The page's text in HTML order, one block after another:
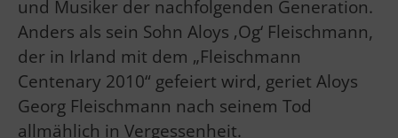
und Musiker der nachfolgenden Generation.
Anders als sein Sohn Aloys ‚Og‘ Fleischmann,
der in Irland mit dem „Fleischmann
Centenary 2010“ gefeiert wird, geriet Aloys
Georg Fleischmann nach seinem Tod
allmählich in Vergessenheit.